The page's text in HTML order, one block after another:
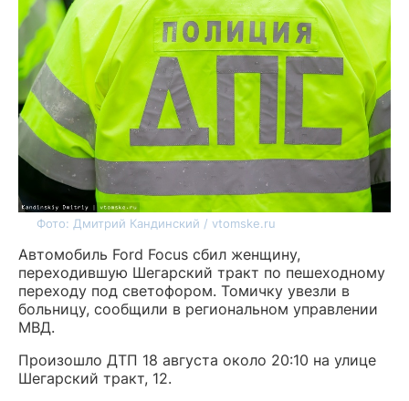
Фото: Дмитрий Кандинский / vtomske.ru
Автомобиль Ford Focus сбил женщину,
переходившую Шегарский тракт по пешеходному
переходу под светофором. Томичку увезли в
больницу, сообщили в региональном управлении
МВД.
Произошло ДТП 18 августа около 20:10 на улице
Шегарский тракт, 12.